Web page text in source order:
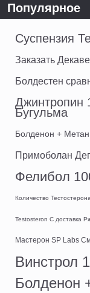
Популярное
Суспензия
Заказать
Болдестен
Джинтропин
Бугульма
Болденон +
Примоболан
Фелибол
Количество Тестостерона
Testosteron C доставка
Мастерон SP Labs
Винстрол
Болденон